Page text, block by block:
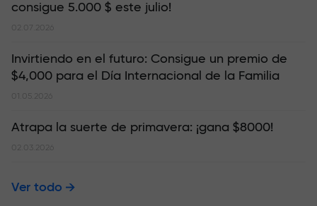
consigue 5.000 $ este julio!
02.07.2026
Invirtiendo en el futuro: Consigue un premio de
$4,000 para el Día Internacional de la Familia
01.05.2026
Atrapa la suerte de primavera: ¡gana $8000!
02.03.2026
Ver todo